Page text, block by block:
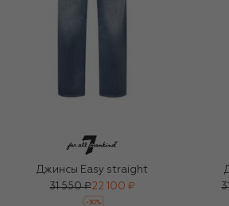
Джинсы Easy straight
31 550 ₽22 100 ₽
-30%